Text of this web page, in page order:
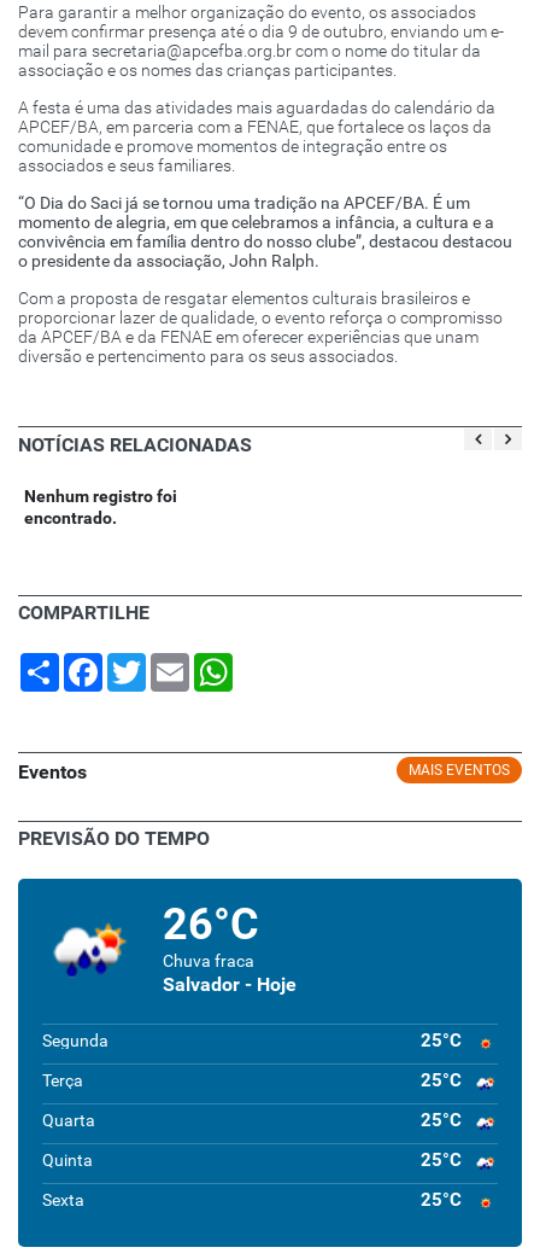
Para garantir a melhor organização do evento, os associados
devem confirmar presença até o dia 9 de outubro, enviando um e-
mail para secretaria@apcefba.org.br com o nome do titular da
associação e os nomes das crianças participantes.
A festa é uma das atividades mais aguardadas do calendário da
APCEF/BA, em parceria com a FENAE, que fortalece os laços da
comunidade e promove momentos de integração entre os
associados e seus familiares.
“O Dia do Saci já se tornou uma tradição na APCEF/BA. É um
momento de alegria, em que celebramos a infância, a cultura e a
convivência em família dentro do nosso clube”, destacou destacou
o presidente da associação, John Ralph.
Com a proposta de resgatar elementos culturais brasileiros e
proporcionar lazer de qualidade, o evento reforça o compromisso
da APCEF/BA e da FENAE em oferecer experiências que unam
diversão e pertencimento para os seus associados.
NOTÍCIAS RELACIONADAS
Nenhum registro foi
encontrado.
COMPARTILHE
Share Facebook
TwitterEmail
MAIS EVENTOS
Eventos
PREVISÃO DO TEMPO
26°C
Chuva fraca
Salvador - Hoje
Segunda 25°C
Terça 25°C
Quarta 25°C
Quinta 25°C
Sexta 25°C